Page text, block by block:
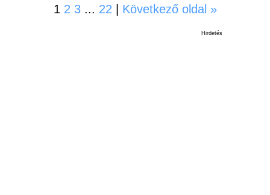
1 2 3 ... 22 Következő oldal »
Hirdetés